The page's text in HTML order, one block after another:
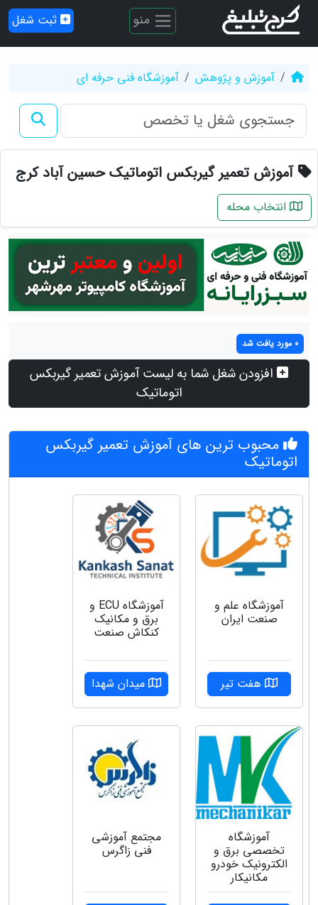
منو ثبت شغل
آموزش و پژوهش آموزشگاه فنی حرفه ای
آموزش تعمیر گیربکس اتوماتیک حسین آباد کرج
انتخاب محله
0 مورد یافت شد
افزودن شغل شما به لیست آموزش تعمیر گیربکس
اتوماتیک
محبوب ترین های آموزش تعمیر گیربکس
اتوماتیک
آموزشگاه علم و
صنعت ایران
هفت تیر
آموزشگاه ECU و
برق و مکانیک
کنکاش صنعت
میدان شهدا
آموزشگاه
تخصصی برق و
الکترونیک خودرو
مکانیکار
مجتمع آموزشی
فنی زاگرس